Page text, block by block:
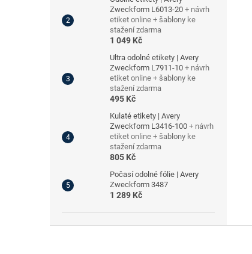
Zweckform L6013-20 + návrh
etiket online + šablony ke
stažení zdarma
1 049 Kč
Ultra odolné etikety | Avery
Zweckform L7911-10 + návrh
etiket online + šablony ke
stažení zdarma
495 Kč
Kulaté etikety | Avery
Zweckform L3416-100 + návrh
etiket online + šablony ke
stažení zdarma
805 Kč
Počasí odolné fólie | Avery
Zweckform 3487
1 289 Kč